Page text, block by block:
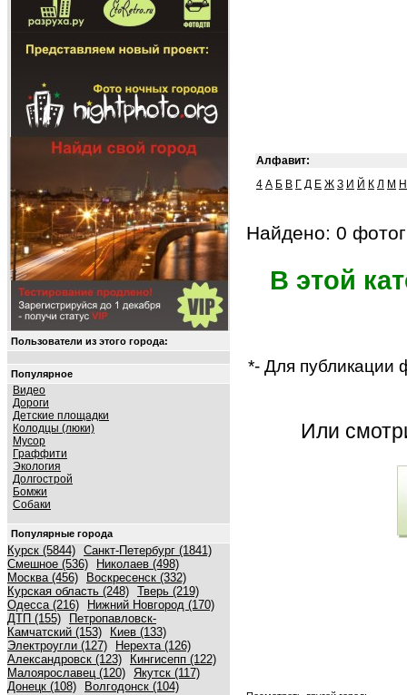
Пользователи из этого города:
Популярное
Видео
Дороги
Детские площадки
Колодцы (люки)
Мусор
Граффити
Экология
Долгострой
Бомжи
Собаки
Популярные города
Курск (5844) Санкт-Петербург (1841)
Смешное (536)
Николаев (498)
Москва (456)
Воскресенск (332)
Курская область (248) Тверь (219)
Одесса (216)
Нижний Новгород (170)
ДТП (155)
Петропавловск-
Камчатский (153)
Киев (133)
Электроугли (127)
Нерехта (126)
Александровск (123)
Кингисепп (122)
Малоярославец (120) Якутск (117)
Донецк (108)
Волгодонск (104)
Алфавит:
4 А Б В Г Д Е Ж З И Й К Л М Н
Найдено: 0
В этой
*- Для публикации
Или